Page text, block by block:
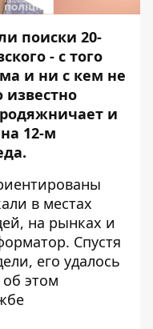
поиски 20-
- с того
и ни с кем не
известно
и
12-м
в местах
на рынках и
. Спустя
его удалось
этом